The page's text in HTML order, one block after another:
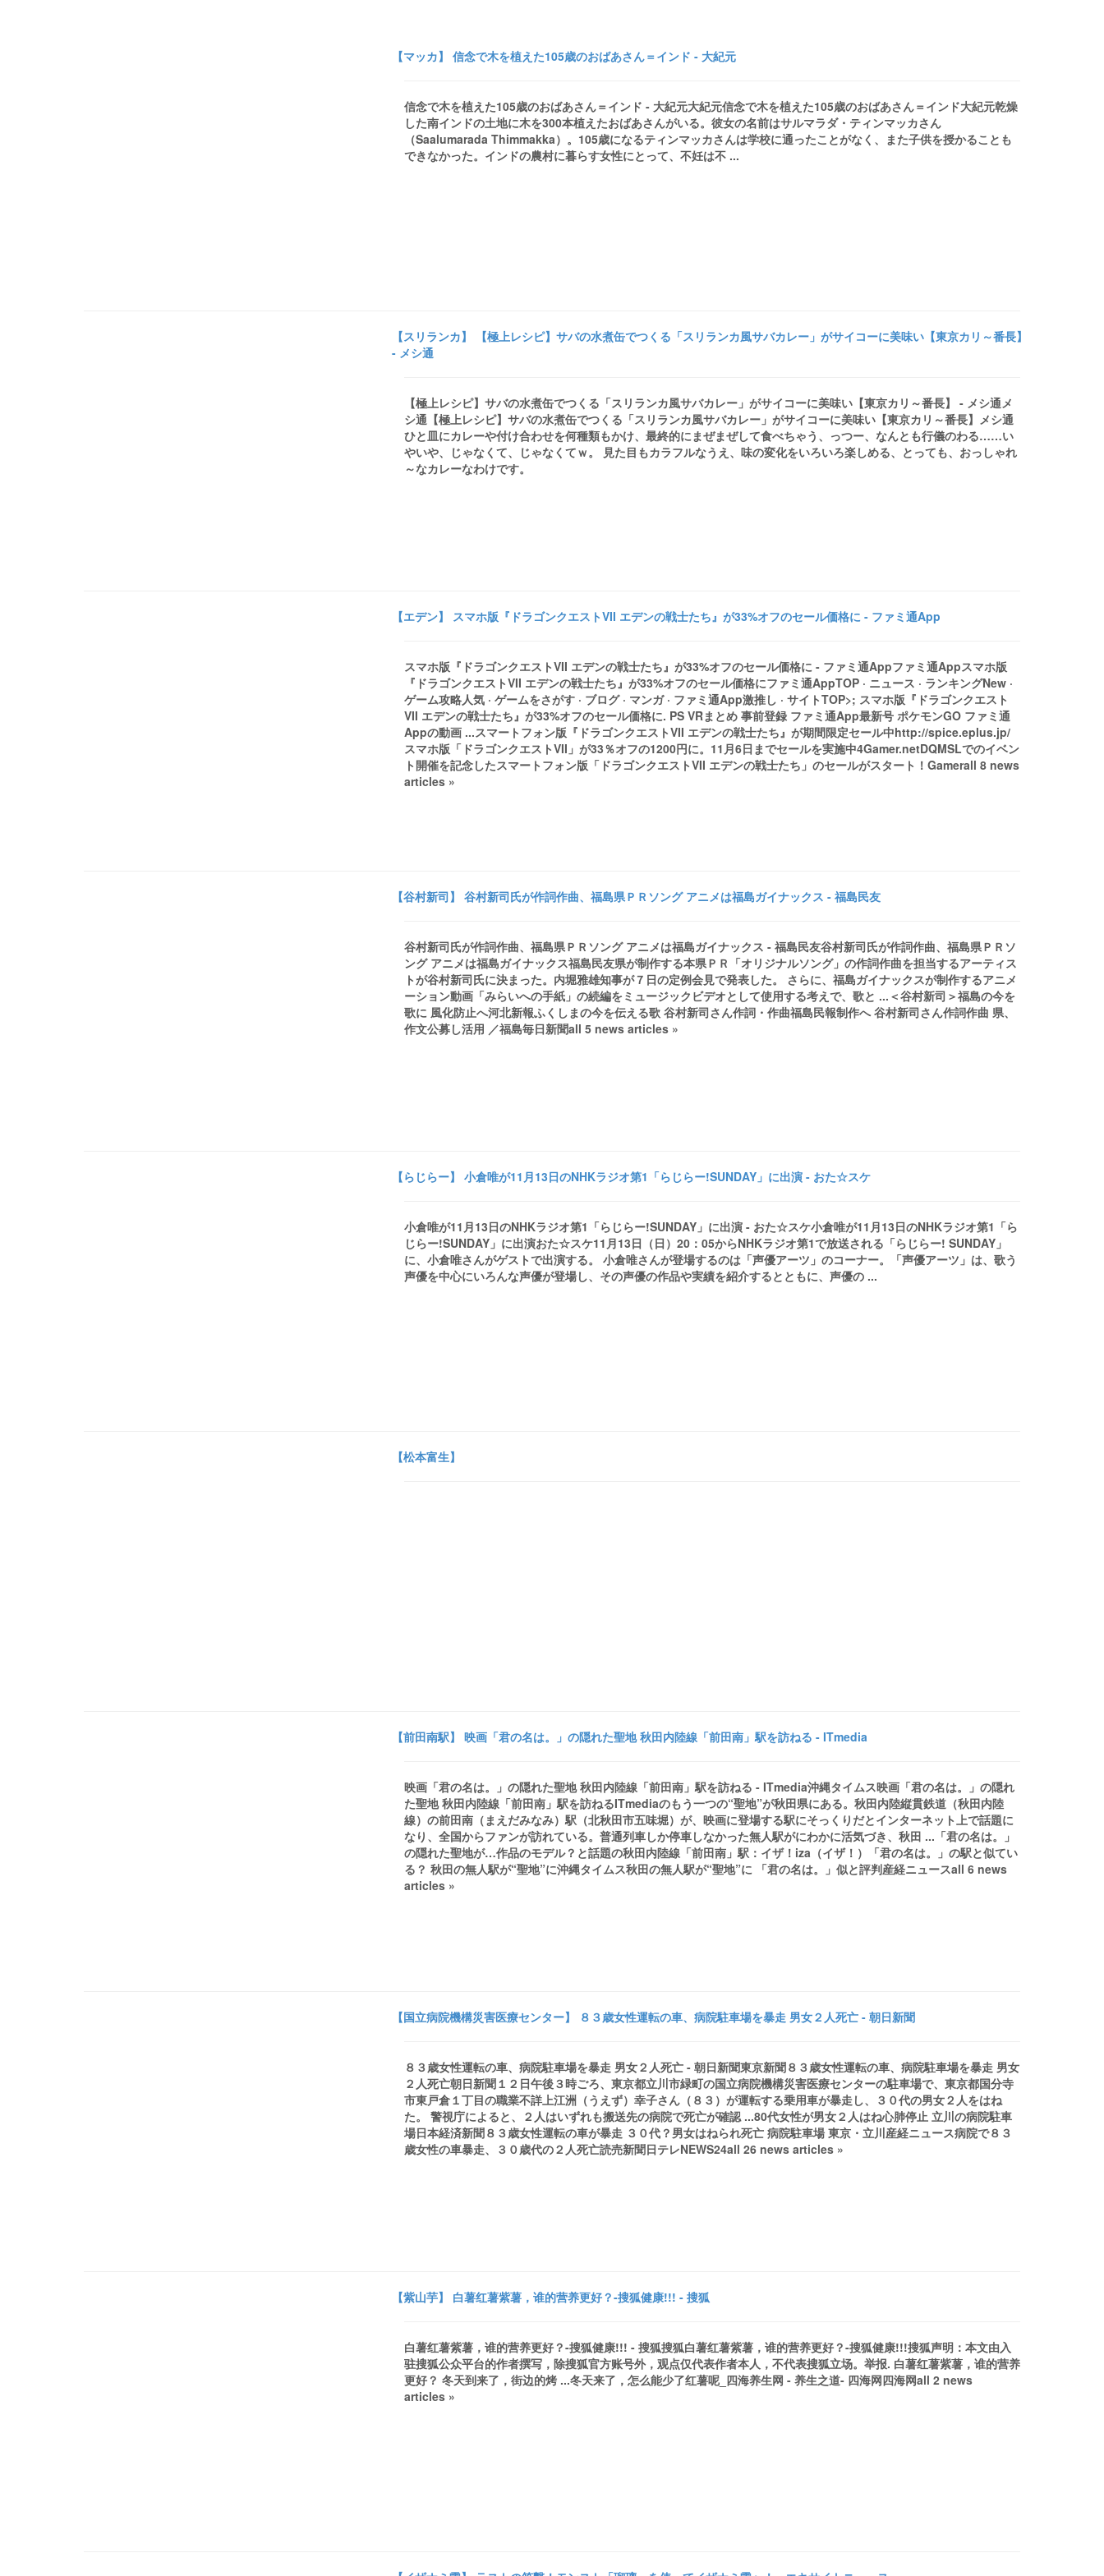
【マッカ】 信念で木を植えた105歳のおばあさん＝インド - 大紀元
信念で木を植えた105歳のおばあさん＝インド - 大紀元大紀元信念で木を植えた105歳のおばあさん＝インド大紀元乾燥
した南インドの土地に木を300本植えたおばあさんがいる。彼女の名前はサルマラダ・ティンマッカさん
（Saalumarada Thimmakka）。105歳になるティンマッカさんは学校に通ったことがなく、また子供を授かることも
できなかった。インドの農村に暮らす女性にとって、不妊は不 ...
【スリランカ】 【極上レシピ】サバの水煮缶でつくる「スリランカ風サバカレー」がサイコーに美味い【東京カリ～番長】
- メシ通
【極上レシピ】サバの水煮缶でつくる「スリランカ風サバカレー」がサイコーに美味い【東京カリ～番長】 - メシ通メ
シ通【極上レシピ】サバの水煮缶でつくる「スリランカ風サバカレー」がサイコーに美味い【東京カリ～番長】メシ通
ひと皿にカレーや付け合わせを何種類もかけ、最終的にまぜまぜして食べちゃう、っつー、なんとも行儀のわる……い
やいや、じゃなくて、じゃなくてｗ。 見た目もカラフルなうえ、味の変化をいろいろ楽しめる、とっても、おっしゃれ
～なカレーなわけです。
【エデン】 スマホ版『ドラゴンクエストVII エデンの戦士たち』が33%オフのセール価格に - ファミ通App
スマホ版『ドラゴンクエストVII エデンの戦士たち』が33%オフのセール価格に - ファミ通Appファミ通Appスマホ版
『ドラゴンクエストVII エデンの戦士たち』が33%オフのセール価格にファミ通AppTOP · ニュース · ランキングNew ·
ゲーム攻略人気 · ゲームをさがす · ブログ · マンガ · ファミ通App激推し · サイトTOP>; スマホ版『ドラゴンクエスト
VII エデンの戦士たち』が33%オフのセール価格に. PS VRまとめ 事前登録 ファミ通App最新号 ポケモンGO ファミ通
Appの動画 ...スマートフォン版『ドラゴンクエストVII エデンの戦士たち』が期間限定セール中http://spice.eplus.jp/
スマホ版「ドラゴンクエストVII」が33％オフの1200円に。11月6日までセールを実施中4Gamer.netDQMSLでのイベン
ト開催を記念したスマートフォン版「ドラゴンクエストVII エデンの戦士たち」のセールがスタート！Gamerall 8 news
articles »
【谷村新司】 谷村新司氏が作詞作曲、福島県ＰＲソング アニメは福島ガイナックス - 福島民友
谷村新司氏が作詞作曲、福島県ＰＲソング アニメは福島ガイナックス - 福島民友谷村新司氏が作詞作曲、福島県ＰＲソ
ング アニメは福島ガイナックス福島民友県が制作する本県ＰＲ「オリジナルソング」の作詞作曲を担当するアーティス
トが谷村新司氏に決まった。内堀雅雄知事が７日の定例会見で発表した。 さらに、福島ガイナックスが制作するアニメ
ーション動画「みらいへの手紙」の続編をミュージックビデオとして使用する考えで、歌と ...＜谷村新司＞福島の今を
歌に 風化防止へ河北新報ふくしまの今を伝える歌 谷村新司さん作詞・作曲福島民報制作へ 谷村新司さん作詞作曲 県、
作文公募し活用 ／福島毎日新聞all 5 news articles »
【らじらー】 小倉唯が11月13日のNHKラジオ第1「らじらー!SUNDAY」に出演 - おた☆スケ
小倉唯が11月13日のNHKラジオ第1「らじらー!SUNDAY」に出演 - おた☆スケ小倉唯が11月13日のNHKラジオ第1「ら
じらー!SUNDAY」に出演おた☆スケ11月13日（日）20：05からNHKラジオ第1で放送される「らじらー! SUNDAY」
に、小倉唯さんがゲストで出演する。 小倉唯さんが登場するのは「声優アーツ」のコーナー。「声優アーツ」は、歌う
声優を中心にいろんな声優が登場し、その声優の作品や実績を紹介するとともに、声優の ...
【松本富生】
【前田南駅】 映画「君の名は。」の隠れた聖地 秋田内陸線「前田南」駅を訪ねる - ITmedia
映画「君の名は。」の隠れた聖地 秋田内陸線「前田南」駅を訪ねる - ITmedia沖縄タイムス映画「君の名は。」の隠れ
た聖地 秋田内陸線「前田南」駅を訪ねるITmediaのもう一つの“聖地”が秋田県にある。秋田内陸縦貫鉄道（秋田内陸
線）の前田南（まえだみなみ）駅（北秋田市五味堀）が、映画に登場する駅にそっくりだとインターネット上で話題に
なり、全国からファンが訪れている。普通列車しか停車しなかった無人駅がにわかに活気づき、秋田 ...「君の名は。」
の隠れた聖地が…作品のモデル？と話題の秋田内陸線「前田南」駅：イザ！iza（イザ！）「君の名は。」の駅と似てい
る？ 秋田の無人駅が“聖地”に沖縄タイムス秋田の無人駅が“聖地”に 「君の名は。」似と評判産経ニュースall 6 news
articles »
【国立病院機構災害医療センター】 ８３歳女性運転の車、病院駐車場を暴走 男女２人死亡 - 朝日新聞
８３歳女性運転の車、病院駐車場を暴走 男女２人死亡 - 朝日新聞東京新聞８３歳女性運転の車、病院駐車場を暴走 男女
２人死亡朝日新聞１２日午後３時ごろ、東京都立川市緑町の国立病院機構災害医療センターの駐車場で、東京都国分寺
市東戸倉１丁目の職業不詳上江洲（うえず）幸子さん（８３）が運転する乗用車が暴走し、３０代の男女２人をはね
た。 警視庁によると、２人はいずれも搬送先の病院で死亡が確認 ...80代女性が男女２人はね心肺停止 立川の病院駐車
場日本経済新聞８３歳女性運転の車が暴走 ３０代？男女はねられ死亡 病院駐車場 東京・立川産経ニュース病院で８３
歳女性の車暴走、３０歳代の２人死亡読売新聞日テレNEWS24all 26 news articles »
【紫山芋】 白薯红薯紫薯，谁的营养更好？-搜狐健康!!! - 搜狐
白薯红薯紫薯，谁的营养更好？-搜狐健康!!! - 搜狐搜狐白薯红薯紫薯，谁的营养更好？-搜狐健康!!!搜狐声明：本文由入
驻搜狐公众平台的作者撰写，除搜狐官方账号外，观点仅代表作者本人，不代表搜狐立场。举报. 白薯红薯紫薯，谁的营养
更好？ 冬天到来了，街边的烤 ...冬天来了，怎么能少了红薯呢_四海养生网 - 养生之道- 四海网四海网all 2 news
articles »